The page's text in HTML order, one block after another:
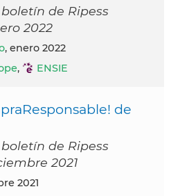
de Ripess
2022
, enero 2022
, ENSIE
de
de Ripess
2021
2021